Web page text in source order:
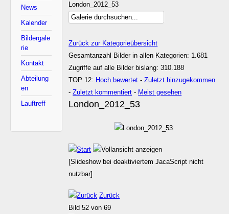
News
Kalender
Bildergale
rie
Kontakt
Abteilung
en
Lauftreff
London_2012_53
Zurück zur Kategorieübersicht
Gesamtanzahl Bilder in allen Kategorien: 1.681
Zugriffe auf alle Bilder bislang: 310.188
TOP 12: Hoch bewertet -Zuletzt hinzugekommen
-Zuletzt kommentiert - Meist gesehen
London_2012_53
[Slideshow bei deaktiviertem JacaScript nicht
nutzbar]
Zurück
Bild 52 von 69